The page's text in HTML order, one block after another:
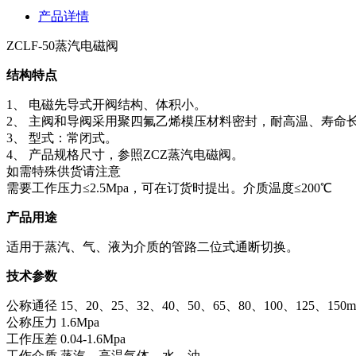
产品详情
ZCLF-50蒸汽电磁阀
结构特点
1、 电磁先导式开阀结构、体积小。
2、 主阀和导阀采用聚四氟乙烯模压材料密封，耐高温、寿命长
3、 型式：常闭式。
4、 产品规格尺寸，参照ZCZ蒸汽电磁阀。
如需特殊供货请注意
需要工作压力≤2.5Mpa，可在订货时提出。介质温度≤200℃
产品用途
适用于蒸汽、气、液为介质的管路二位式通断切换。
技术参数
公称通径 15、20、25、32、40、50、65、80、100、125、
公称压力 1.6Mpa
工作压差 0.04-1.6Mpa